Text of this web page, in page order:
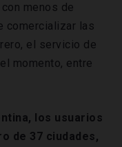
menos de
comercializar las
el servicio de
momento, entre
los usuarios
de 37 ciudades,